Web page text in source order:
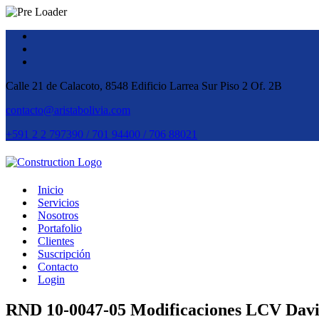
Calle 21 de Calacoto, 8548 Edificio Larrea Sur Piso 2 Of. 2B
contacto@aristabolivia.com
+591 2 2 797390 / 701 94400 / 706 88021
Inicio
Servicios
Nosotros
Portafolio
Clientes
Suscripción
Contacto
Login
RND 10-0047-05 Modificaciones LCV